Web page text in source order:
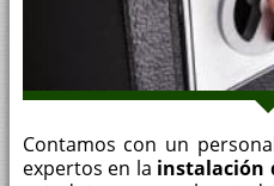
Contamos con un
expertos en la instalación